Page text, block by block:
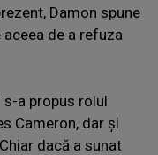
Damon spune
de a refuza
s-a propus rolul
Cameron, dar și
dacă a sunat